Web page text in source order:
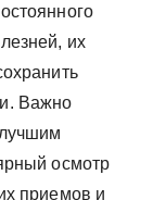
их
Важно
осмотр
приемов и